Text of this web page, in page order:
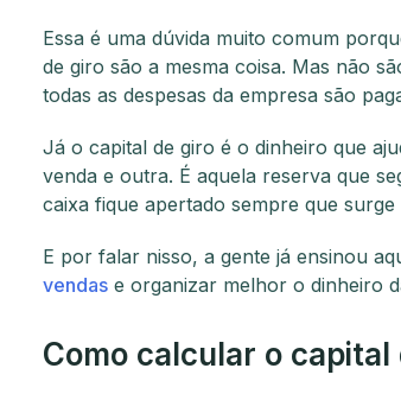
Essa é uma dúvida muito comum
de giro são a mesma coisa. Mas não
todas as despesas da empresa são
Já o capital de giro é o dinheiro que
venda e outra. É aquela reserva que
caixa fique apertado sempre que surge
E por falar nisso, a gente já ensinou
vendas e organizar melhor o dinheiro
Como calcular o capital